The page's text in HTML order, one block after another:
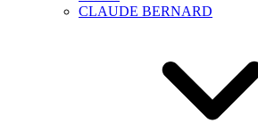
CLAUDE BERNARD